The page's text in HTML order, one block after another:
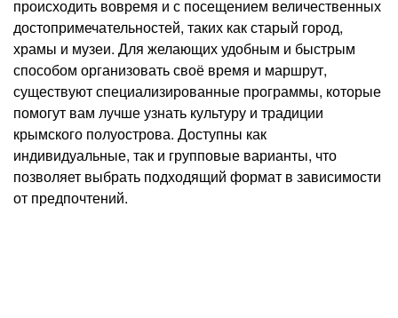
происходить вовремя и с посещением величественных
достопримечательностей, таких как старый город,
храмы и музеи. Для желающих удобным и быстрым
способом организовать своё время и маршрут,
существуют специализированные программы, которые
помогут вам лучше узнать культуру и традиции
крымского полуострова. Доступны как
индивидуальные, так и групповые варианты, что
позволяет выбрать подходящий формат в зависимости
от предпочтений.